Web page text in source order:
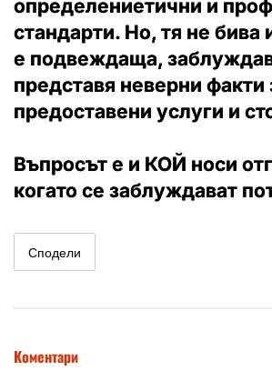
определениетични и
стандарти. Но, тя не
е подвеждаща,
представя неверни факти
предоставени услуги и
Въпросът е и КОЙ носи
когато се заблуждават
Сподели
Коментари